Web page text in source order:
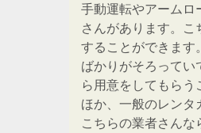
手動運転やアームロ
さんがあります。
することができます
ばかりがそろってい
ら用意をしてもら
ほか、一般のレンタ
こちらの業者さん